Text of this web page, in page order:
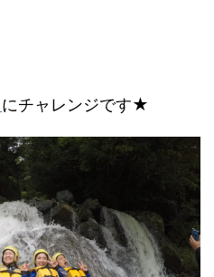
にチャレンジです★